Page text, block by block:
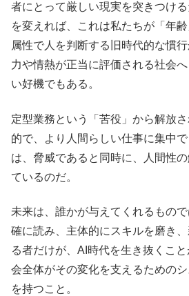
者にとって厳しい現実を突きつけ
を変えれば、これは私たちが「年
属性で人を判断する旧時代的な慣
力や情熱が正当に評価される社会
い好機でもある。
定型業務という「苦役」から解放
的で、より人間らしい仕事に集中
は、脅威であると同時に、人間性
ているのだ。
未来は、誰かが与えてくれるもの
確に読み、主体的にスキルを磨き
る者だけが、AI時代を生き抜くこ
会全体がその変化を支えるための
を持つこと。